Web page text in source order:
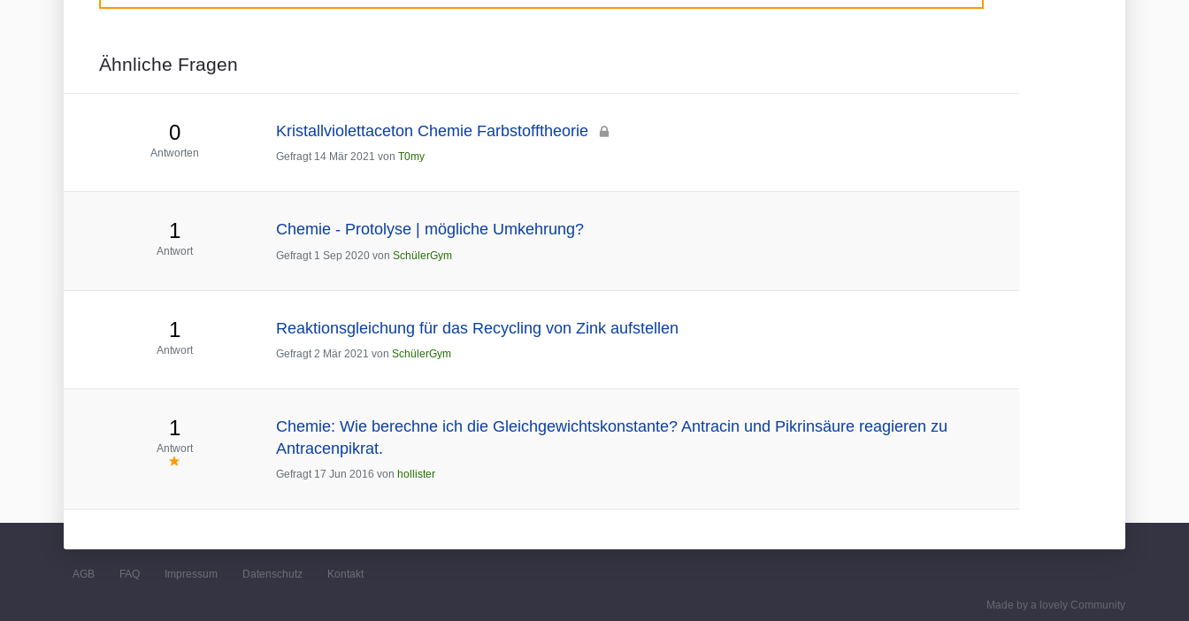
Ähnliche Fragen
0
Antworten
Kristallviolettaceton Chemie Farbstofftheorie
Gefragt 14 Mär 2021 von T0my
1
Antwort
Chemie - Protolyse | mögliche Umkehrung?
Gefragt 1 Sep 2020 von SchülerGym
1
Antwort
Reaktionsgleichung für das Recycling von Zink aufstellen
Gefragt 2 Mär 2021 von SchülerGym
1
Antwort
Chemie: Wie berechne ich die Gleichgewichtskonstante? Antracin und Pikrinsäure reagieren zu
Antracenpikrat.
Gefragt 17 Jun 2016 von hollister
AGB FAQ Impressum Datenschutz Kontakt
Made by a lovely Community